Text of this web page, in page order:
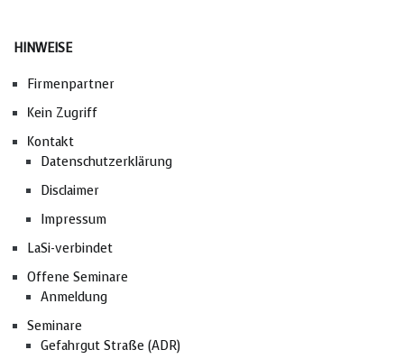
HINWEISE
Firmenpartner
Kein Zugriff
Kontakt
Datenschutzerklärung
Disclaimer
Impressum
LaSi-verbindet
Offene Seminare
Anmeldung
Seminare
Gefahrgut Straße (ADR)